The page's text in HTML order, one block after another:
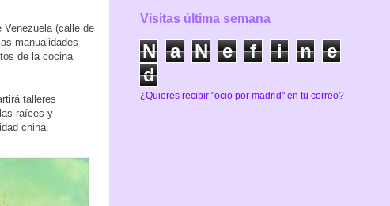
Venezuela (calle de
manualidades
de la cocina
talleres
raíces y
china.
Visitas última semana
N a N e f i n
e
d
¿Quieres recibir "ocio por madrid" en tu correo?